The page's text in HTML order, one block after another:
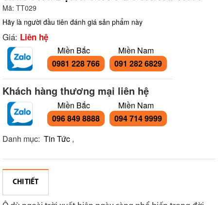
Mã: TT029
Hãy là người đầu tiên đánh giá sản phẩm này
Giá: Liên hệ
Miền Bắc
0981 228 766
Miền Nam
091 282 6829
Khách hàng thương mại liên hệ
Miền Bắc
096 849 8888
Miền Nam
094 714 9999
Danh mục: Tin Tức ,
CHI TIẾT